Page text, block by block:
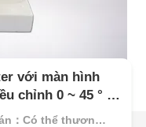
với màn hình
chỉnh 0 ~ 45 ° và
kiểm tra khảGiá bán：Có thể thương lượng